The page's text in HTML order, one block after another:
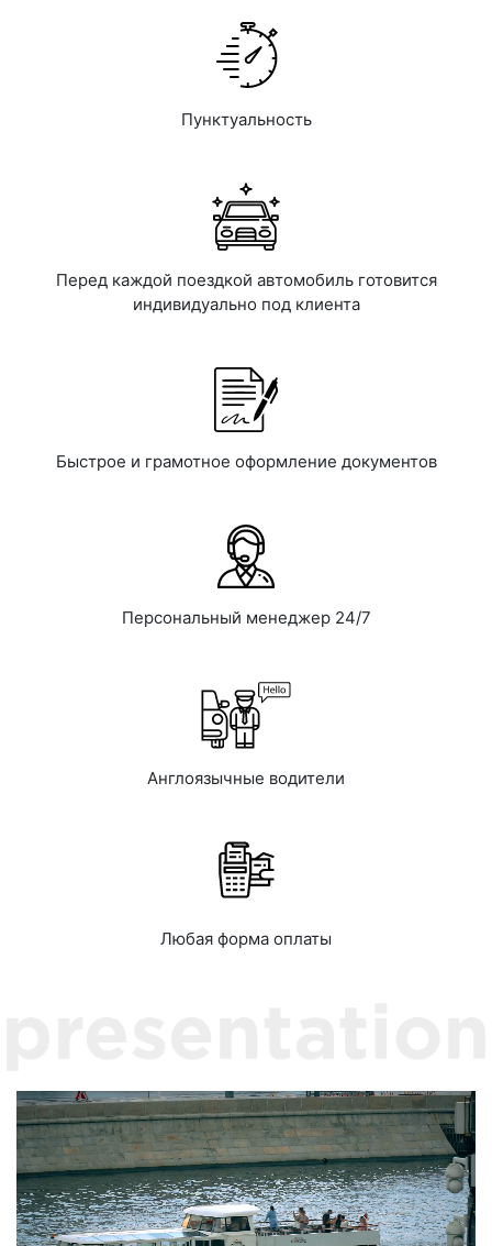
Пунктуальность
Перед каждой поездкой автомобиль готовится
индивидуально под клиента
Быстрое и грамотное оформление документов
Персональный менеджер 24/7
Англоязычные водители
Любая форма оплаты